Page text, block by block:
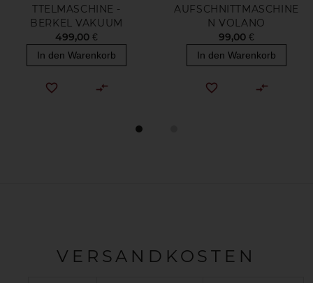
TTELMASCHINE -
BERKEL VAKUUM
499,00 €
In den Warenkorb
AUFSCHNITTMASCHINE
N VOLANO
99,00 €
In den Warenkorb
VERSANDKOSTEN